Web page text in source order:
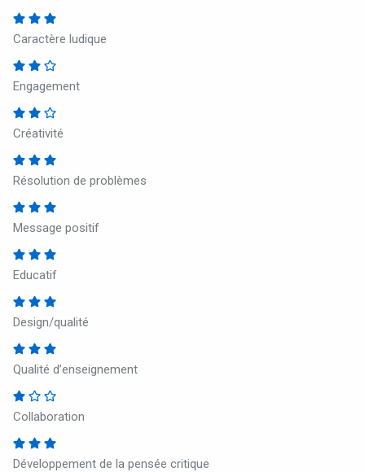
Caractère ludique
Engagement
Créativité
Résolution de problèmes
Message positif
Educatif
Design/qualité
Qualité d’enseignement
Collaboration
Développement de la pensée critique